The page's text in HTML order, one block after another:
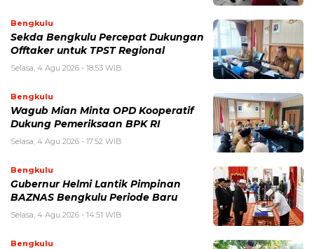
Bengkulu
Sekda Bengkulu Percepat Dukungan
Offtaker untuk TPST Regional
Selasa, 4 Agu 2026 - 18:53 WIB
Bengkulu
Wagub Mian Minta OPD Kooperatif
Dukung Pemeriksaan BPK RI
Selasa, 4 Agu 2026 - 17:52 WIB
Bengkulu
Gubernur Helmi Lantik Pimpinan
BAZNAS Bengkulu Periode Baru
Selasa, 4 Agu 2026 - 14:51 WIB
Bengkulu